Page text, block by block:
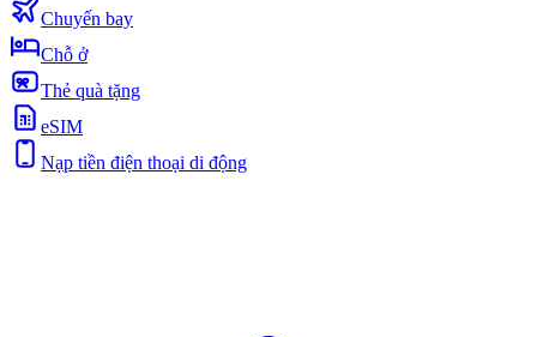
Chuyến bay
Chỗ ở
Thẻ quà tặng
eSIM
Nạp tiền điện thoại di động